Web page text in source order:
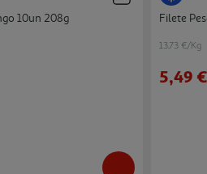
10un 208g Filete
13.73 €/Kg
5,49 €